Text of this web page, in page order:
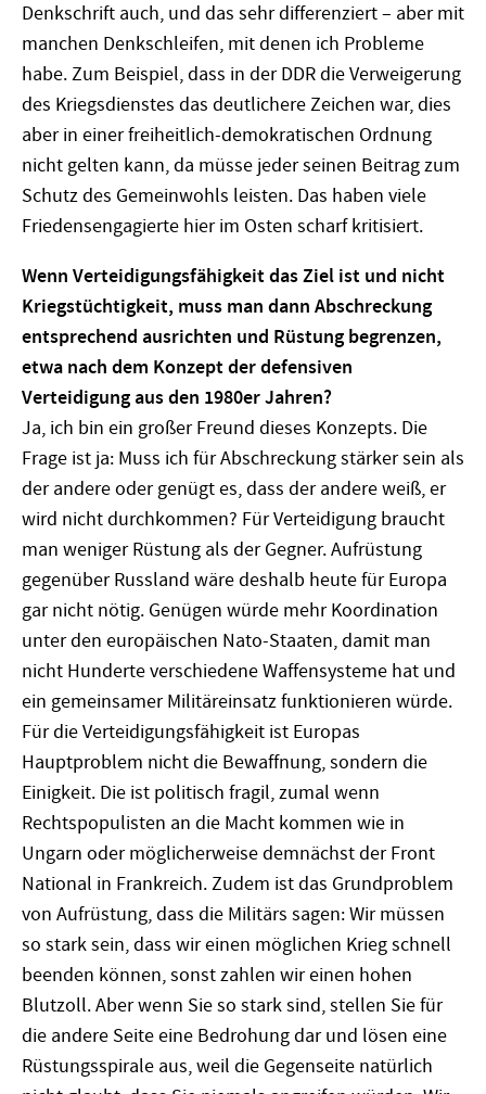
Denkschrift auch, und das sehr differenziert – aber mit
manchen Denkschleifen, mit denen ich Probleme
habe. Zum Beispiel, dass in der DDR die Verweigerung
des Kriegsdienstes das deutlichere Zeichen war, dies
aber in einer freiheitlich-demokratischen Ordnung
nicht gelten kann, da müsse jeder seinen Beitrag zum
Schutz des Gemeinwohls leisten. Das haben viele
Friedensengagierte hier im Osten scharf kritisiert.
Wenn Verteidigungsfähigkeit das Ziel ist und nicht
Kriegstüchtigkeit, muss man dann Abschreckung
entsprechend ausrichten und Rüstung begrenzen,
etwa nach dem Konzept der defensiven
Verteidigung aus den 1980er Jahren?
Ja, ich bin ein großer Freund dieses Konzepts. Die
Frage ist ja: Muss ich für Abschreckung stärker sein als
der andere oder genügt es, dass der andere weiß, er
wird nicht durchkommen? Für Verteidigung braucht
man weniger Rüstung als der Gegner. Aufrüstung
gegenüber Russland wäre deshalb heute für Europa
gar nicht nötig. Genügen würde mehr Koordination
unter den europäischen Nato-Staaten, damit man
nicht Hunderte verschiedene Waffensysteme hat und
ein gemeinsamer Militäreinsatz funktionieren würde.
Für die Verteidigungsfähigkeit ist Europas
Hauptproblem nicht die Bewaffnung, sondern die
Einigkeit. Die ist politisch fragil, zumal wenn
Rechtspopulisten an die Macht kommen wie in
Ungarn oder möglicherweise demnächst der Front
National in Frankreich. Zudem ist das Grundproblem
von Aufrüstung, dass die Militärs sagen: Wir müssen
so stark sein, dass wir einen möglichen Krieg schnell
beenden können, sonst zahlen wir einen hohen
Blutzoll. Aber wenn Sie so stark sind, stellen Sie für
die andere Seite eine Bedrohung dar und lösen eine
Rüstungsspirale aus, weil die Gegenseite natürlich